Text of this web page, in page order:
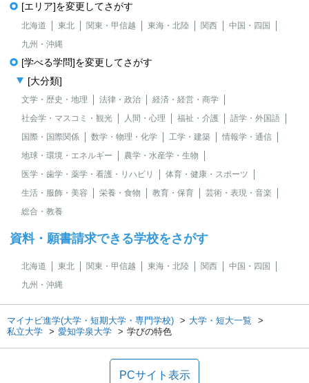
[エリア]を変更してさがす
北海道 東北 関東・甲信越 東海・北陸 関西
中国・四国
九州・沖縄
[学べる学問]を変更してさがす
[大分類]
文学・歴史・地理 法律・政治
経済・経営・商学
社会学・マスコミ・観光
人間・心理 福祉・介護
語学・外国語
国際・国際関係
数学・物理・化学 工学・建築
情報学・通信
地球・環境・エネルギー
農学・水産学・生物
医学・歯学・薬学・看護・リハビリ
体育・健康・スポーツ
生活・服飾・美容
栄養・食物 教育・保育
芸術・表現・音楽
総合・教養
資料・願書請求できる学校をさがす
北海道 東北 関東・甲信越 東海・北陸 関西
中国・四国
九州・沖縄
マイナビ進学(大学・短期大学・専門学校)
大学・短大一覧
私立大学
愛知学泉大学 学びの特色
PCサイト表示